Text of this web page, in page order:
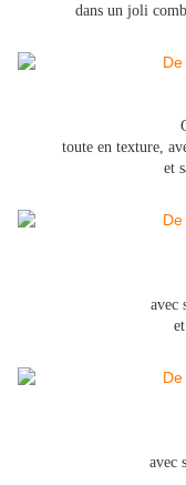
dans un joli
toute en texture,
et
avec
avec